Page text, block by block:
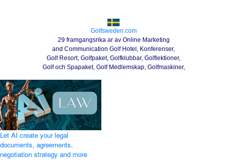
Golfsweden.com
29 framgangsrika ar av Online Marketing
and Communication Golf Hotel, Konferenser,
Golf Resort, Golfpaket, Golfklubbar, Golflektioner,
Golf och Spapaket, Golf Medlemskap, Golfmaskiner,
Let AI create your legal
documents, agreements,
negotiation strategy and more